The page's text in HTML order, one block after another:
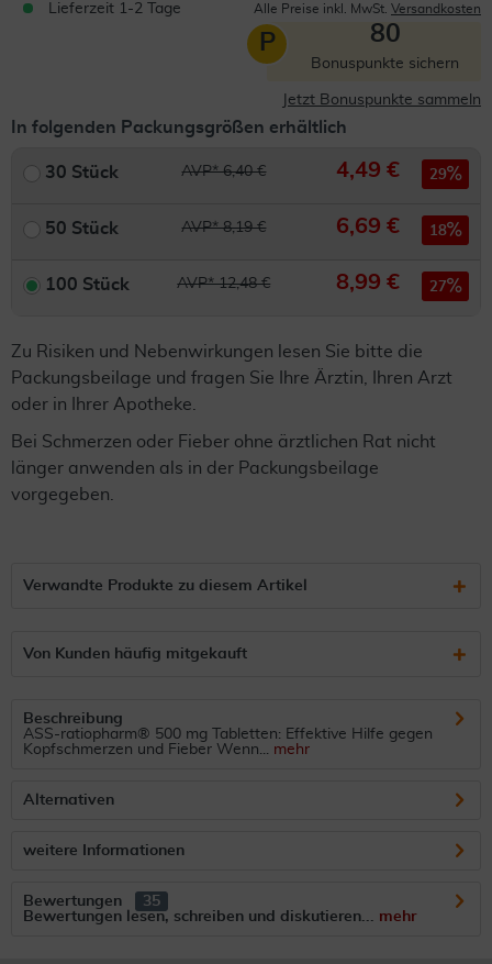
Lieferzeit 1-2 Tage Alle Preise inkl. MwSt. Versandkosten
P 80
Bonuspunkte sichern
Jetzt Bonuspunkte sammeln
In folgenden Packungsgrößen erhältlich
30 Stück AVP* 6,40 € 4,49 € 29
50 Stück AVP* 8,19 € 6,69 € 18
100 Stück AVP* 12,48 € 8,99 € 27
Zu Risiken und Nebenwirkungen lesen Sie bitte die
Packungsbeilage und fragen Sie Ihre Ärztin, Ihren Arzt
oder in Ihrer Apotheke.
Bei Schmerzen oder Fieber ohne ärztlichen Rat nicht
länger anwenden als in der Packungsbeilage
vorgegeben.
Verwandte Produkte zu diesem Artikel
Von Kunden häufig mitgekauft
Beschreibung
ASS-ratiopharm® 500 mg Tabletten: Effektive Hilfe gegen
Kopfschmerzen und Fieber Wenn... mehr
Alternativen
weitere Informationen
Bewertungen
35
Bewertungen lesen, schreiben und diskutieren... mehr